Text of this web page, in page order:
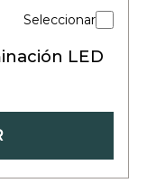
Seleccionar
LED